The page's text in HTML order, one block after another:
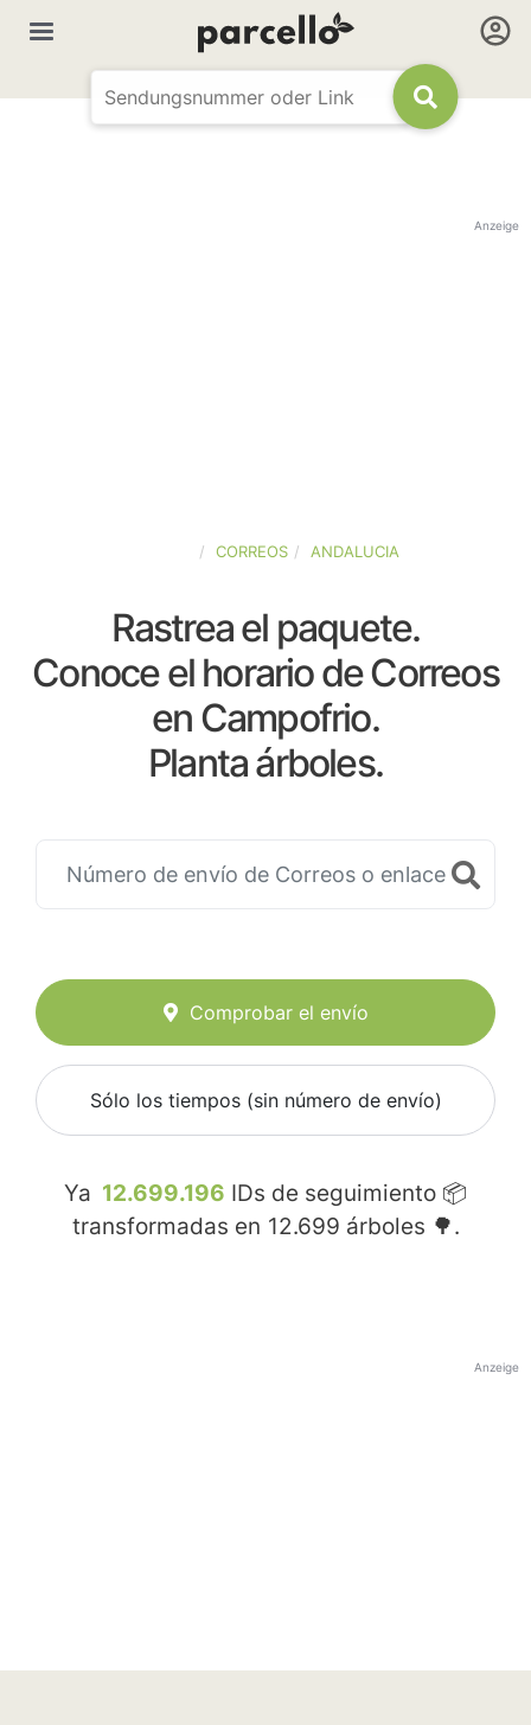
Anzeige
CORREOS ANDALUCIA
Rastrea el paquete.
Conoce el horario de Correos
en Campofrio.
Planta árboles.
Comprobar el envío
Sólo los tiempos (sin número de envío)
Ya 12.699.196 IDs de seguimiento 📦
transformadas en 12.699 árboles 🌳.
Anzeige